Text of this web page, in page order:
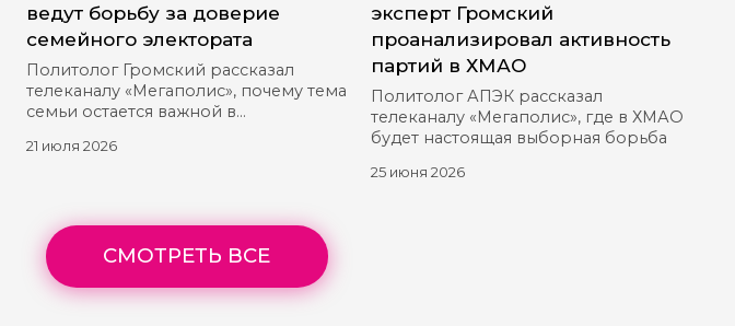
ведут борьбу за доверие
семейного электората
Политолог Громский рассказал
телеканалу «Мегаполис», почему тема
семьи остается важной в
21 июля 2026
эксперт Громский
проанализировал активность
партий в ХМАО
Политолог АПЭК рассказал
телеканалу «Мегаполис», где в ХМАО
будет настоящая выборная борьба
25 июня 2026
СМОТРЕТЬ ВСЕ